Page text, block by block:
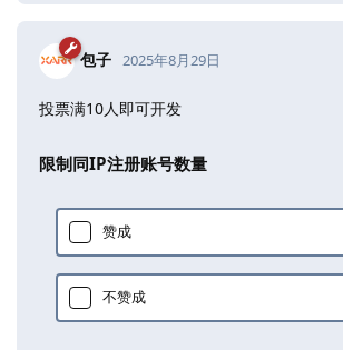
包子 2025年8月29日
投票满10人即可开发
限制同IP注册账号数量
赞成
不赞成